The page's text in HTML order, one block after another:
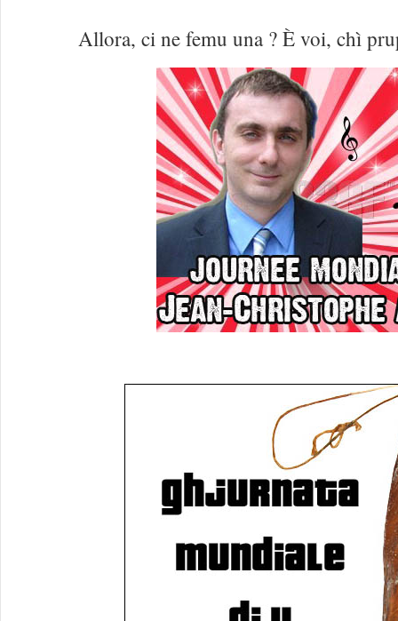
Allora, ci ne femu una ? È voi, chì